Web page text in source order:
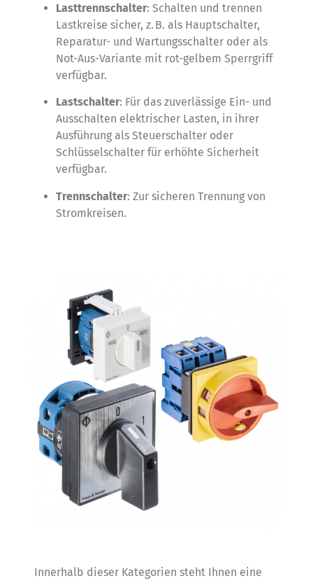
Lasttrennschalter: Schalten und trennen
Lastkreise sicher, z. B. als Hauptschalter,
Reparatur- und Wartungsschalter oder als
Not-Aus-Variante mit rot-gelbem Sperrgriff
verfügbar.
Lastschalter: Für das zuverlässige Ein- und
Ausschalten elektrischer Lasten, in ihrer
Ausführung als Steuerschalter oder
Schlüsselschalter für erhöhte Sicherheit
verfügbar.
Trennschalter: Zur sicheren Trennung von
Stromkreisen.
Innerhalb dieser Kategorien steht Ihnen eine